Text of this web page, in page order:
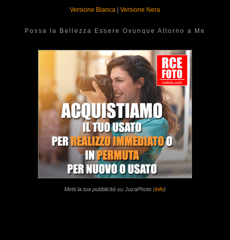
Versione Bianca
Versione Nera
Possa la Bellezza Essere Ovunque Attorno a Me
Metti la tua pubblicità su JuzaPhoto (info)